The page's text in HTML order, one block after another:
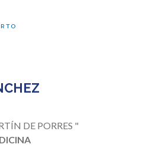
DE PORRES "